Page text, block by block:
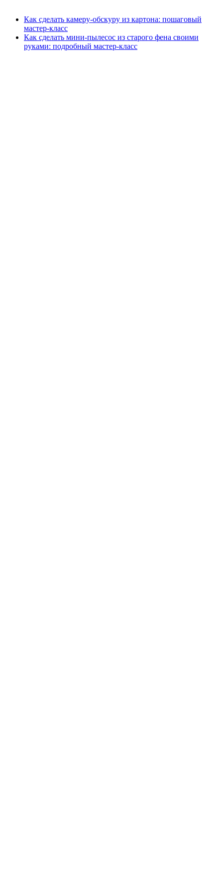
Как сделать камеру-обскуру из картона: пошаговый
мастер-класс
Как сделать мини-пылесос из старого фена своими
руками: подробный мастер-класс